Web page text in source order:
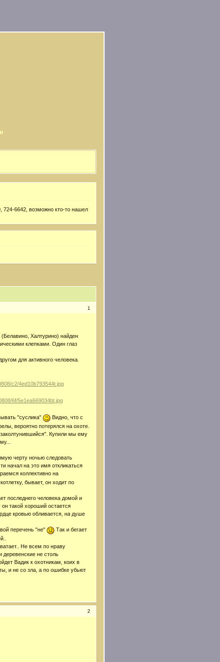
724-6642, возможно кто-то нашел
1
Халтурино) найден
клепками. Один глаз
для активного человека.
"суслика"
Видно, что с
вероятно потерялся на охоте.
Купили мы ему
черту ночью следовать
начал на это имя откликаться
коллективно на
бывает, он ходит по
последнего человека домой и
такой хороший остается
кровью обливается, на душе
перечень "не"
Так и бегает
Не всем по нраву
деревенские не столь
Вадик к охотникам, коих в
и не со зла, а по ошибке убьют
2